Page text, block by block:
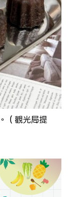
（觀光局提